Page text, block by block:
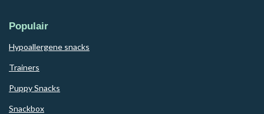
Populair
Hypoallergene snacks
Trainers
Puppy Snacks
Snackbox